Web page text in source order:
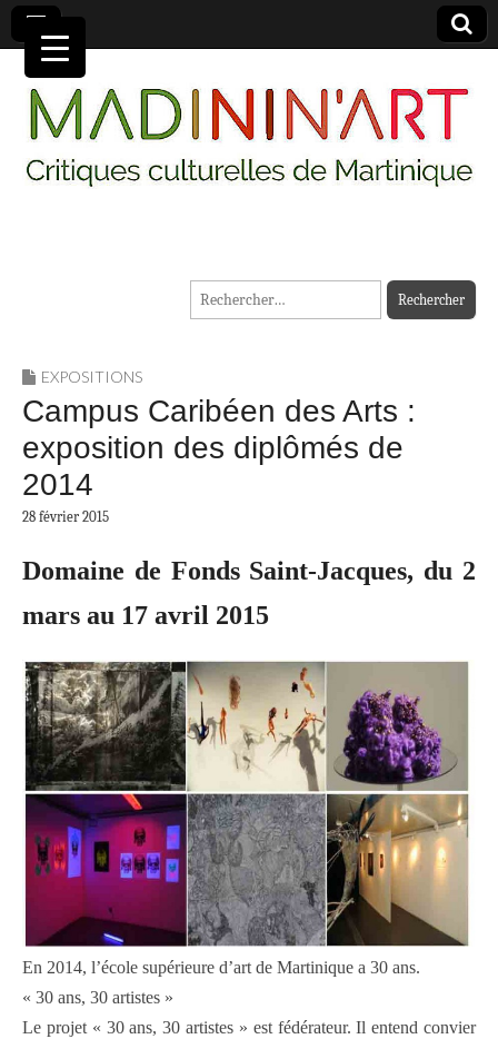
MADININ'ART
Rechercher :
EXPOSITIONS
Campus Caribéen des Arts :
exposition des diplômés de
2014
28 février 2015
Domaine de Fonds Saint-Jacques, du 2
mars au 17 avril 2015
En 2014, l’école supérieure d’art de Martinique a 30 ans.
« 30 ans, 30 artistes »
Le projet « 30 ans, 30 artistes » est fédérateur. Il entend convier